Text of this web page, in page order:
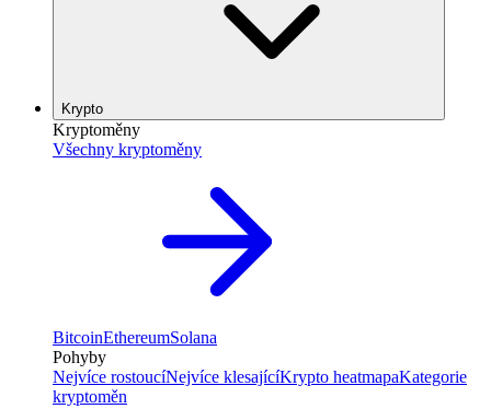
Krypto
Kryptoměny
Všechny kryptoměny
BitcoinEthereumSolana
Pohyby
Nejvíce rostoucíNejvíce klesajícíKrypto heatmapaKategorie
kryptoměn